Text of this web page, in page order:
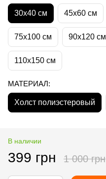
30х40 см 45х60 см
75х100 см 90х120 см
110х150 см
МАТЕРИАЛ:
Холст полиэстеровый
В наличии
399 грн 1 000 грн